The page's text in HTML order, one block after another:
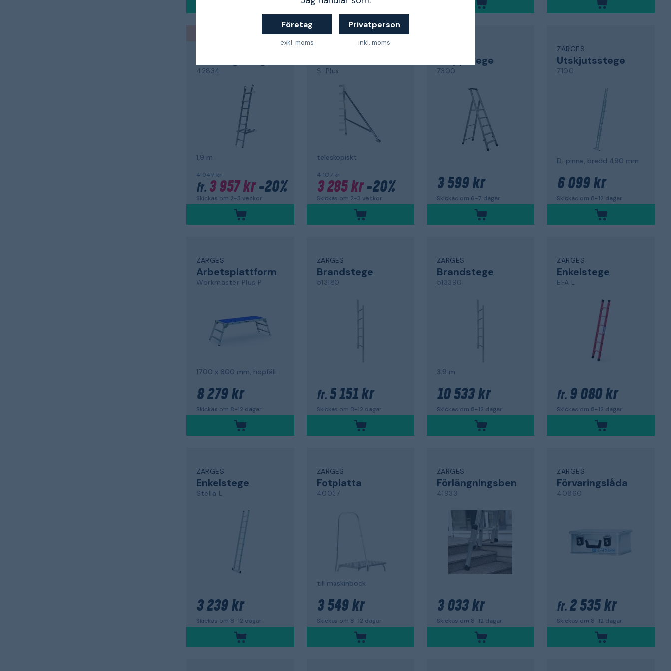
Företag
exkl. moms
Privatperson
inkl. moms
42834
1,9 m
4 947 kr
fr. 3 957 kr-20%
Skickas om 2-3 veckor
Back to work
S-Plus
teleskopiskt
4 107 kr
3 285 kr-20%
Skickas om 2-3 veckor
Trappstege
Z300
3 599 kr
Skickas om 6-7 dagar
ZARGES
Utskjutsstege
Z100
D-pinne, bredd 490 mm
6 099 kr
Skickas om 8-12 dagar
ZARGES
Arbetsplattform
Workmaster Plus P
1700 x 600 mm, hopfällbar
8 279 kr
Skickas om 8-12 dagar
ZARGES
Brandstege
513180
fr. 5 151 kr
Skickas om 8-12 dagar
ZARGES
Brandstege
513390
3.9 m
10 533 kr
Skickas om 8-12 dagar
ZARGES
Enkelstege
EFA L
fr. 9 080 kr
Skickas om 8-12 dagar
ZARGES
Enkelstege
Stella L
3 239 kr
Skickas om 8-12 dagar
ZARGES
Fotplatta
40037
till maskinbock
3 549 kr
Skickas om 8-12 dagar
ZARGES
Förlängningsben
41933
3 033 kr
Skickas om 8-12 dagar
ZARGES
Förvaringslåda
40860
fr. 2 535 kr
Skickas om 8-12 dagar